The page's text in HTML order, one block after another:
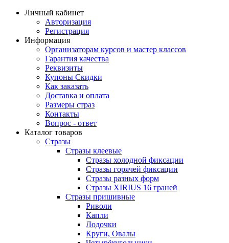
Личный кабинет
Авторизация
Регистрация
Информация
Организаторам курсов и мастер классов
Гарантия качества
Реквизиты
Купоны Скидки
Как заказать
Доставка и оплата
Размеры страз
Контакты
Вопрос - ответ
Каталог товаров
Стразы
Стразы клеевые
Стразы холодной фиксации
Стразы горячей фиксации
Стразы разных форм
Стразы XIRIUS 16 граней
Стразы пришивные
Риволи
Капли
Лодочки
Круги, Овалы